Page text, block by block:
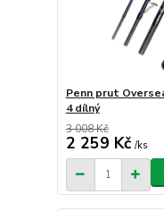
Penn prut
4 dílný
3 008 Kč
2 259 Kč /ks